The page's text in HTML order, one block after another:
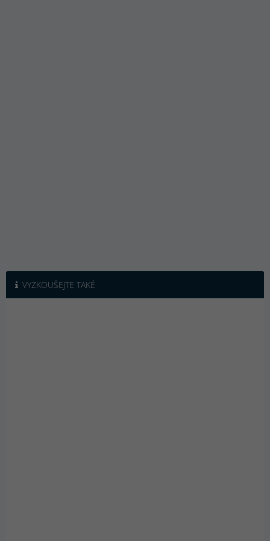
VYZKOUŠEJTE TAKÉ